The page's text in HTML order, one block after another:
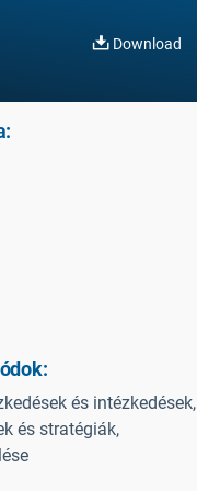
Download
és intézkedések,
és stratégiák,